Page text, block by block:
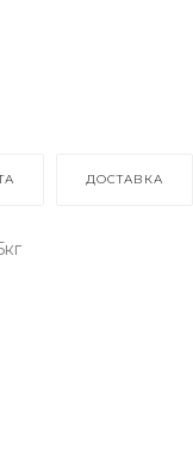
ДОСТАВКА